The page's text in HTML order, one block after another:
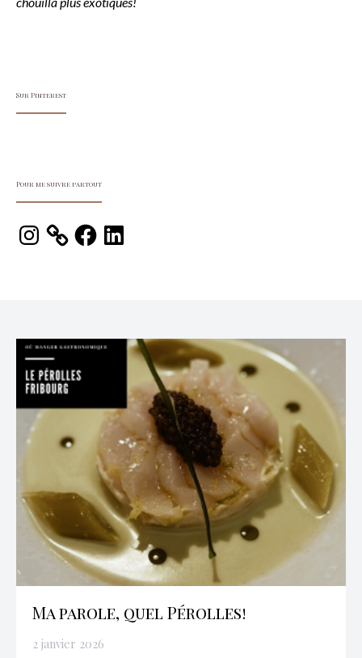
Sur Pinterest
Pour me suivre partout
Instagram FacebookLinkedIn
Ma parole, quel Pérolles!
2 janvier 2026